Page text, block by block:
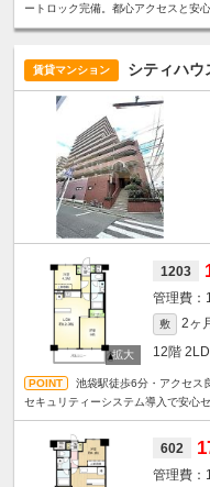
ートロック完備。都心アクセスと安
賃貸マンション シティハウ
1203
敷 2ヶ
12階
池袋駅徒歩6分・アクセス
セキュリティーシステム導入で安心
602